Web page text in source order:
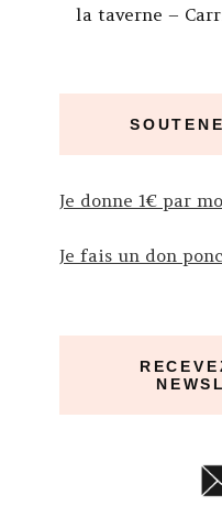
la taverne –
Je donne 1€ par
Je fais un don